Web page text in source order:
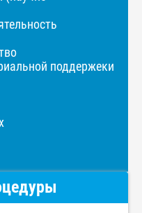
поддержеки